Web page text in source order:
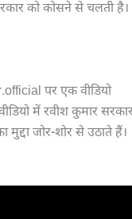
को कोसने से चलती है।
पर एक वीडियो
में रवीश कुमार
जोर-शोर से उठाते हैं।